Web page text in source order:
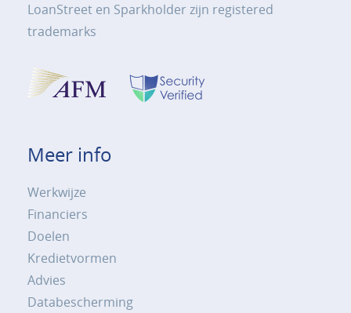
LoanStreet en Sparkholder zijn registered
trademarks
Meer info
Werkwijze
Financiers
Doelen
Kredietvormen
Advies
Databescherming